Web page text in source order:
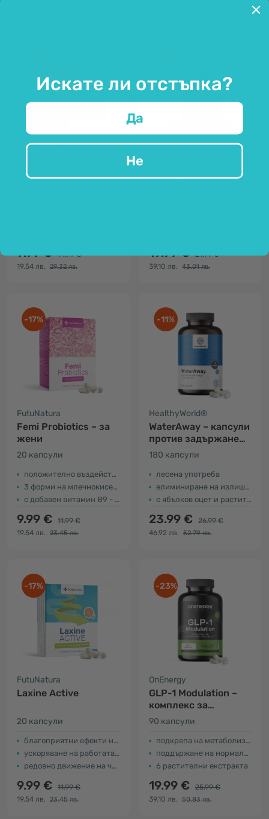
HealthyWorld®
9.99 € 14.99 €
19.54 лв.
29.32 лв.
FutuNatura
19.99 € 21.99 €
39.10 лв.
43.01 лв.
-17%
FutuNatura
Femi Probiotics – за
жени
20 капсули
положително въздействие върху флората
3 форми на млечнокисели бактерии
с добавен витамин В9 - фолиева киселина
9.99 €
11.99 €
19.54 лв.
23.45 лв.
-11%
HealthyWorld®
WaterAway – капсули
против задържане
на вода
180 капсули
лесена употреба
елиминиране на излишната вода от организма
с ябълков оцет и растителни екстракти
23.99 €
26.99 €
46.92 лв.
52.79 лв.
-17%
FutuNatura
Laxine Active
20 капсули
благоприятни ефекти на зърнастеца
ускоряване на работата на червата
редовно движение на червата
9.99 €
11.99 €
19.54 лв.
23.45 лв.
-23%
OnEnergy
GLP-1 Modulation –
комплекс за
подпомагане на
метаболизма
90 капсули
подкрепа на метаболизма на макронутриентите
поддържане на нормални нива на глюкоза в кръвта
6 растителни екстракта
19.99 €
25.99 €
39.10 лв.
50.83 лв.
Искате ли отстъпка?
Да
Не